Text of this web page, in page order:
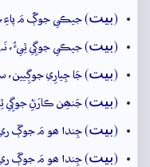
(بيت) جيڪي جوڳُ مَ
(بيت) جيڪي جوڳِي ٿِيءُ،
(بيت) جَا جِيارِي جوڳِيين،
(بيت) جَنھِن ڪارَڻِ جوڳِي
(بيت) جِندا ھو مَ جوڳَ
(بيت) جِندا ھو مَ جوڳَ